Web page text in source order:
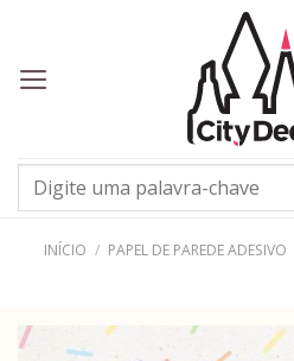
content
Pesquisar
por:
INÍCIO / PAPEL DE PAREDE ADESIVO